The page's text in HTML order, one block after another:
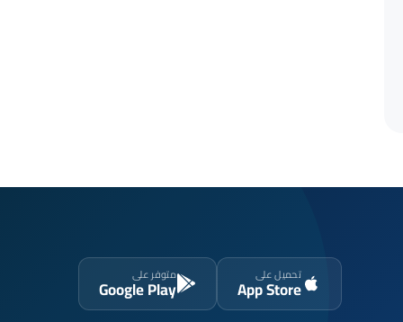
تحميل على
App Store
متوفر على
Google Play